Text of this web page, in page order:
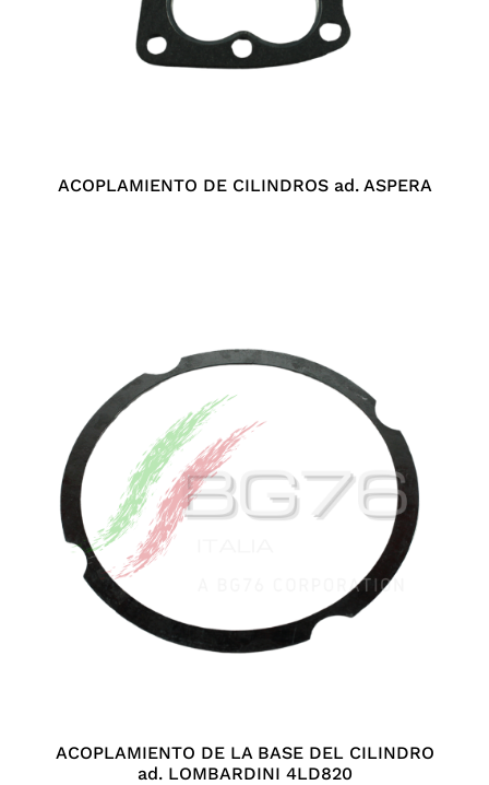
ACOPLAMIENTO DE CILINDROS ad. ASPERA
ACOPLAMIENTO DE LA BASE DEL CILINDRO
ad. LOMBARDINI 4LD820